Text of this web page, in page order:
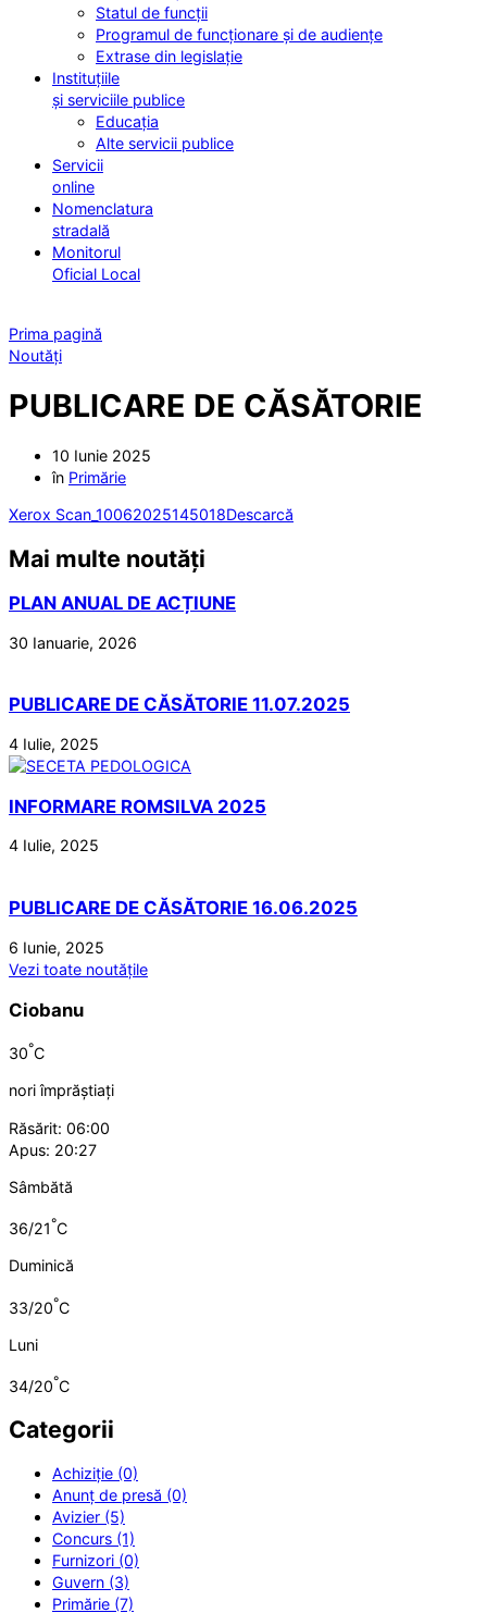
Statul de funcții
Programul de funcționare și de audiențe
Extrase din legislație
Instituțiile
și serviciile publice
Educația
Alte servicii publice
Servicii
online
Nomenclatura
stradală
Monitorul
Oficial Local
Prima pagină
Noutăți
PUBLICARE DE CĂSĂTORIE
10 Iunie 2025
în Primărie
Xerox Scan_10062025145018Descarcă
Mai multe noutăți
PLAN ANUAL DE ACȚIUNE
30 Ianuarie, 2026
PUBLICARE DE CĂSĂTORIE 11.07.2025
4 Iulie, 2025
INFORMARE ROMSILVA 2025
4 Iulie, 2025
PUBLICARE DE CĂSĂTORIE 16.06.2025
6 Iunie, 2025
Vezi toate noutățile
Ciobanu
30°C
nori împrăștiați
Răsărit: 06:00
Apus: 20:27
Sâmbătă
36/21°C
Duminică
33/20°C
Luni
34/20°C
Categorii
Achiziție (0)
Anunț de presă (0)
Avizier (5)
Concurs (1)
Furnizori (0)
Guvern (3)
Primărie (7)